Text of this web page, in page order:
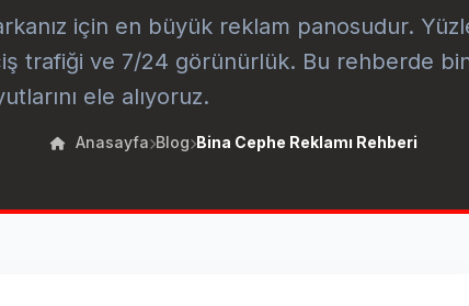
için en büyük reklam panosudur.
trafiği ve 7/24 görünürlük. Bu rehberde
ele alıyoruz.
Anasayfa Blog Bina Cephe Reklamı Rehberi